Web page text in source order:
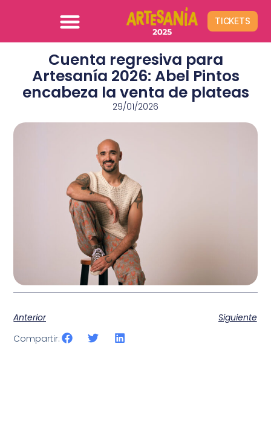
TICKETS
Cuenta regresiva para
Artesanía 2026: Abel Pintos
encabeza la venta de plateas
29/01/2026
A buen ritmo continúa la venta anticipada de
ubicaciones para la máxima celebración colonense. El
artista nacional agota las plateas disponibles y lidera
la demanda del público, seguido de cerca por el
fenómeno del cuarteto y el rock nacional.
Cuenta regresiva para Artesanía 2026: Abel
Pintos encabeza la venta de plateas
Municipalidad de Colón
Anterior
Siguiente
Compartir: